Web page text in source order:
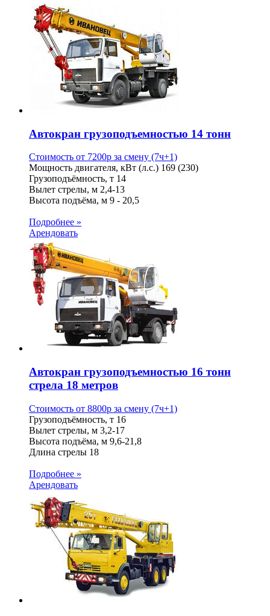
Автокран грузоподъемностью 14 тонн
Стоимость от 7200p за смену (7ч+1)
Мощность двигателя, кВт (л.с.) 169 (230)
Грузоподъёмность, т 14
Вылет стрелы, м 2,4-13
Высота подъёма, м 9 - 20,5
Подробнее »
Арендовать
Автокран грузоподъемностью 16 тонн
стрела 18 метров
Стоимость от 8800p за смену (7ч+1)
Грузоподъёмность, т 16
Вылет стрелы, м 3,2-17
Высота подъёма, м 9,6-21,8
Длина стрелы 18
Подробнее »
Арендовать